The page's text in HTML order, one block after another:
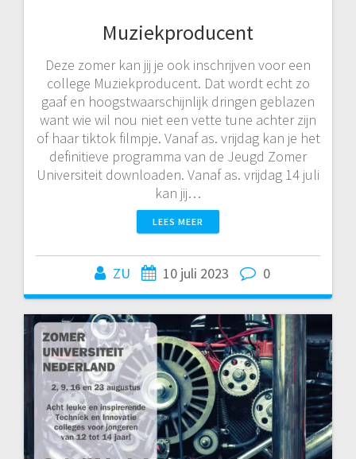
Muziekproducent
Deze zomer kan jij je ook inschrijven voor een
college Muziekproducent. Dat wordt echt zo
gaaf en hoogstwaarschijnlijk dringen geblazen
want wie wil nou niet een vette tune achter zijn
of haar tiktok filmpje. Vanaf as. vrijdag kan je het
definitieve programma van de Jeugd Zomer
Universiteit downloaden. Vanaf as. vrijdag 14 juli
kan jij…
LEES MEER
ZU 10 juli 2023 0